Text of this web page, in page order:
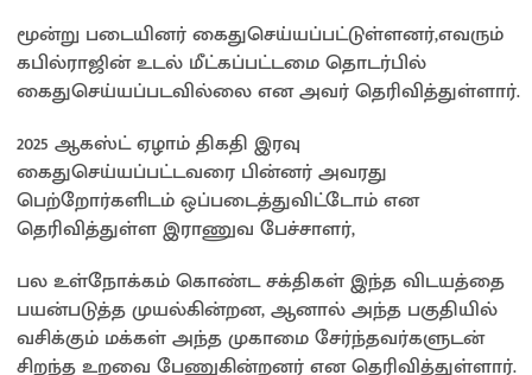
மூன்று படையினர் கைதுசெய்யப்பட்டுள்ளனர்,எவரும்
கபில்ராஜின் உடல் மீட்கப்பட்டமை தொடர்பில்
கைதுசெய்யப்படவில்லை என அவர் தெரிவித்துள்ளார்.
2025 ஆகஸ்ட் ஏழாம் திகதி இரவு
கைதுசெய்யப்பட்டவரை பின்னர் அவரது
பெற்றோர்களிடம் ஒப்படைத்துவிட்டோம் என
தெரிவித்துள்ள இராணுவ பேச்சாளர்,
பல உள்நோக்கம் கொண்ட சக்திகள் இந்த விடயத்தை
பயன்படுத்த முயல்கின்றன, ஆனால் அந்த பகுதியில்
வசிக்கும் மக்கள் அந்த முகாமை சேர்ந்தவர்களுடன்
சிறந்த உறவை பேணுகின்றனர் என தெரிவித்துள்ளார்.